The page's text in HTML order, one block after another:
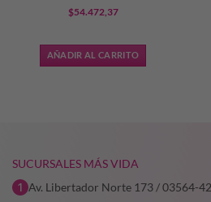
$54.472,37
AÑADIR AL CARRITO
SUCURSALES MÁS VIDA
Av. Libertador Norte 173 / 03564-